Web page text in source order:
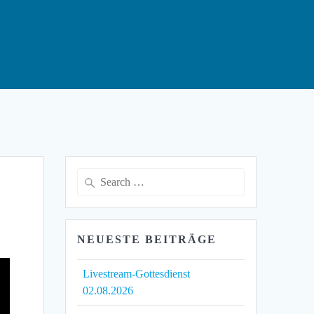
Search
NEUESTE BEITRÄGE
Livestream-Gottesdienst
02.08.2026